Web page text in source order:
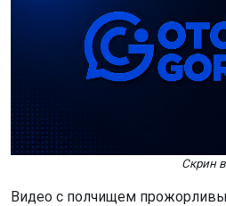
Скрин
Видео с полчищем